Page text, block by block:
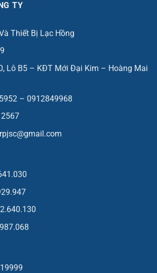
TY
Thiết Bị Lạc Hồng
Lô B5 – KĐT Mới Đại Kim – Hoàng Mai
– 0912849968